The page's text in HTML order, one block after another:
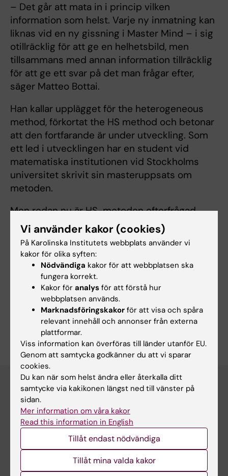
– Det går att mata in i princip vilken
information som helst. Varje ny inmatning kan
liknas vid en ny gissning i Master Mind – i sig
otillräcklig för att ge en helhetsbild, men
tillsammans med annan information tillräcklig
för att ge ett svar på det man frågar efter,
säger Matteo Bottai.
Han kallar upplägget för the heterogeneous
method, förkortat the HS method och betonar
att den fortfarande är under utveckling. Som
ett led i utvecklingen har en student vid
matematiska institutionen vid Stockholms
universitet skrivit sin masteruppsats om
metoden.
Men redan nu är HS-metoden efterfrågad.
Den prövas i en pilotstudie som görs vid
USA:s miljöskyddsmyndighet EPA. Där är
frågeställning är huruvida
bekämpningsmedlet Parakvat bör förbjudas
eller inte.
– Beslutsfattare behöver hjälp att nyttja
befintlig kunskap på ett sätt som mynnar ut i
ett tydligt ja- eller nejsvar, säger Matteo
Bottai.
Fler artiklar om det här ämnet
Vi använder kakor (cookies)
På Karolinska Institutets webbplats använder vi
kakor för olika syften:
Nödvändiga kakor för att webbplatsen ska
fungera korrekt.
Kakor för analys för att förstå hur
webbplatsen används.
Marknadsföringskakor för att visa och spåra
relevant innehåll och annonser från externa
plattformar.
Viss information kan överföras till länder utanför EU.
Genom att samtycka godkänner du att vi sparar
cookies.
Du kan när som helst ändra eller återkalla ditt
samtycke via kakikonen längst ned till vänster på
sidan.
Mer information om våra kakor
Read this information in English
Tillåt endast nödvändiga
Tillåt mina valda kakor